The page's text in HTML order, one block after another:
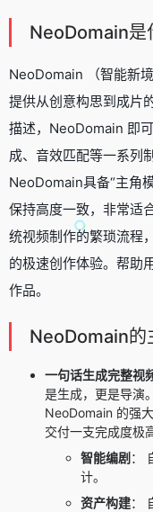
NeoDomain是
NeoDomain （智能新
提供从创意构思到成片
描述，NeoDomain 即
成、音效匹配等一系列
NeoDomain具备“主角
保持高度一致，非常适
统视频制作的繁琐流程
的极速创作体验。帮助
作品。
NeoDomain的
一句话生成完整
是生成，更是导演
NeoDomain 的强
交付一支完成度极
智能编剧 ：
计。
资产构建：